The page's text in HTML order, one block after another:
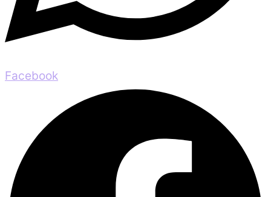
Facebook